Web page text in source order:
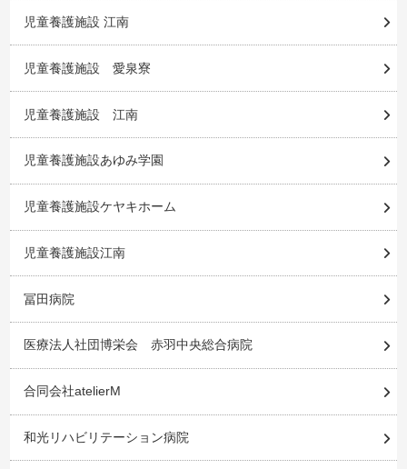
児童養護施設 江南
児童養護施設 愛泉寮
児童養護施設 江南
児童養護施設あゆみ学園
児童養護施設ケヤキホーム
児童養護施設江南
冨田病院
医療法人社団博栄会 赤羽中央総合病院
合同会社atelierM
和光リハビリテーション病院